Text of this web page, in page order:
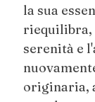
la sua
serenità e
originaria,